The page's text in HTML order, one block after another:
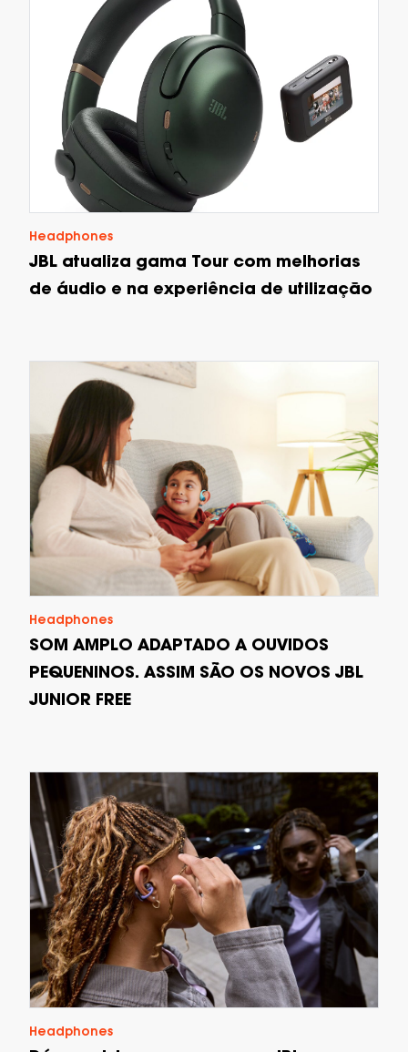
Headphones
JBL atualiza gama Tour com melhorias
de áudio e na experiência de utilização
Headphones
SOM AMPLO ADAPTADO A OUVIDOS
PEQUENINOS. ASSIM SÃO OS NOVOS JBL
JUNIOR FREE
Headphones